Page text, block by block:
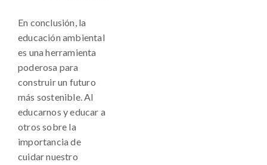
En conclusión, la
educación ambiental
es una herramienta
poderosa para
construir un futuro
más sostenible. Al
educarnos y educar a
otros sobre la
importancia de
cuidar nuestro